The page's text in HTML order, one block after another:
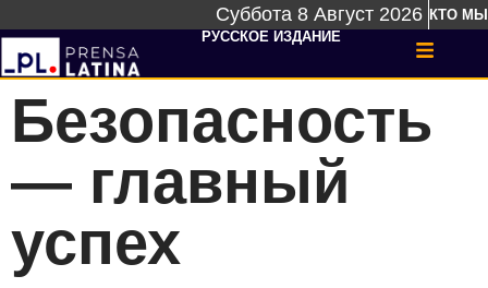
Суббота 8 Август 2026 КТО МЫ
РУССКОЕ ИЗДАНИЕ
Безопасность
— главный
успех